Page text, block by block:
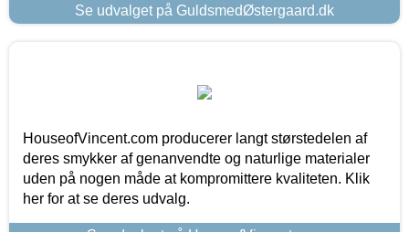
Se udvalget på GuldsmedØstergaard.dk
HouseofVincent.com producerer langt størstedelen af
deres smykker af genanvendte og naturlige materialer
uden på nogen måde at kompromittere kvaliteten. Klik
her for at se deres udvalg.